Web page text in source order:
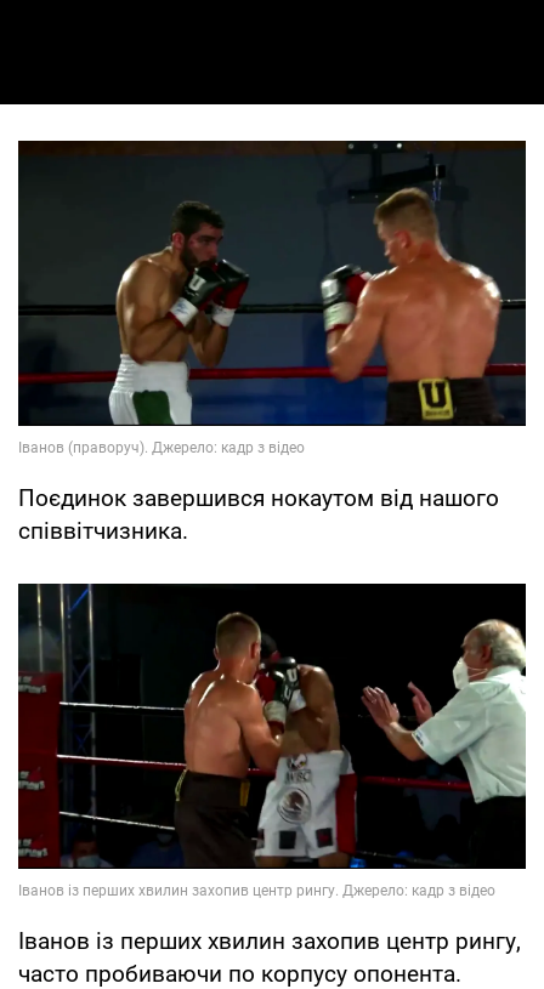
Поєдинок завершився нокаутом від нашого
співвітчизника.
Іванов із перших хвилин захопив центр рингу,
часто пробиваючи по корпусу опонента.